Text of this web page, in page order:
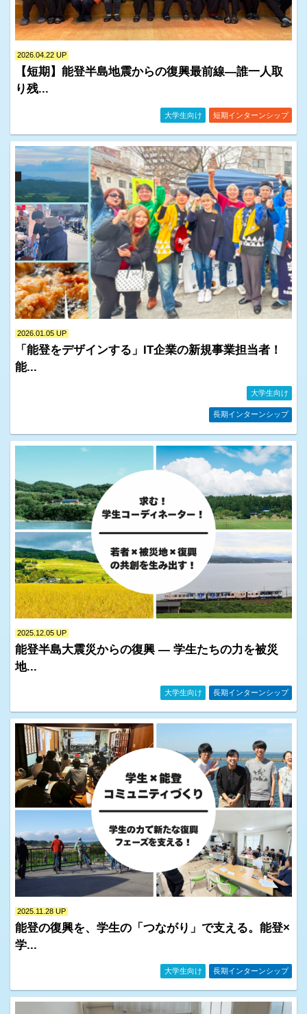
2026.04.22 UP
【短期】能登半島地震からの復興最前線―誰一人取
り残...
大学生向け 短期インターンシップ
2026.01.05 UP
「能登をデザインする」IT企業の新規事業担当者！
能...
大学生向け
長期インターンシップ
2025.12.05 UP
能登半島大震災からの復興 ― 学生たちの力を被災
地...
大学生向け 長期インターンシップ
2025.11.28 UP
能登の復興を、学生の「つながり」で支える。能登×
学...
大学生向け 長期インターンシップ